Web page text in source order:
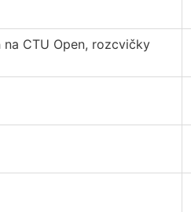
CTU Open, rozcvičky